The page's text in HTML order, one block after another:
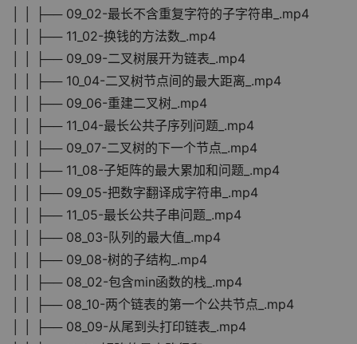
│ │ ├── 09_02-最长不含重复字符的子字符串_.mp4
│ │ ├── 11_02-换钱的方法数_.mp4
│ │ ├── 09_09-二叉树展开为链表_.mp4
│ │ ├── 10_04-二叉树节点间的最大距离_.mp4
│ │ ├── 09_06-重建二叉树_.mp4
│ │ ├── 11_04-最长公共子序列问题_.mp4
│ │ ├── 09_07-二叉树的下一个节点_.mp4
│ │ ├── 11_08-子矩阵的最大累加和问题_.mp4
│ │ ├── 09_05-把数字翻译成字符串_.mp4
│ │ ├── 11_05-最长公共子串问题_.mp4
│ │ ├── 08_03-队列的最大值_.mp4
│ │ ├── 09_08-树的子结构_.mp4
│ │ ├── 08_02-包含min函数的栈_.mp4
│ │ ├── 08_10-两个链表的第一个公共节点_.mp4
│ │ ├── 08_09-从尾到头打印链表_.mp4